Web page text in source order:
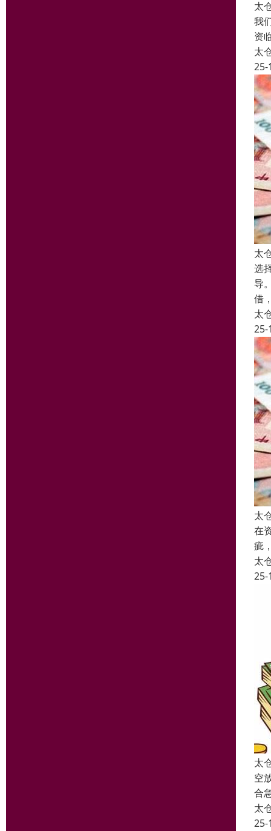
太
我
资
太
25-
太
选
导
借
太
25-
太
在
疵
太
25-
太
空
合
太
25-